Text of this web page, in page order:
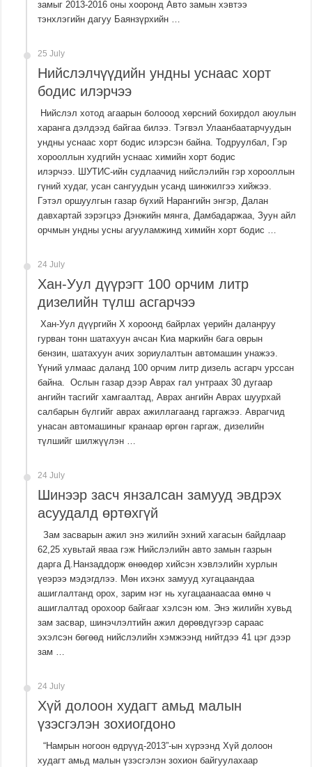
замыг 2013-2016 оны хооронд Авто замын хэвтээ
тэнхлэгийн дагуу Баянзүрхийн …
25 July
Нийслэлчүүдийн ундны уснаас хорт
бодис илэрчээ
Нийслэл хотод агаарын болооод хөрсний бохирдол аюулын
харанга дэлдээд байгаа билээ. Тэгвэл Улаанбаатарчуудын
ундны уснаас хорт бодис илэрсэн байна. Тодруулбал, Гэр
хорооллын худгийн уснаас химийн хорт бодис
илэрчээ. ШУТИС-ийн судлаачид нийслэлийн гэр хорооллын
гүний худаг, усан сангуудын усанд шинжилгээ хийжээ.
Гэтэл оршуулгын газар бүхий Нарангийн энгэр, Далан
давхартай зэрэгцээ Дэнжийн мянга, Дамбадаржаа, Зуун айл
орчмын ундны усны агууламжинд химийн хорт бодис …
24 July
Хан-Уул дүүрэгт 100 орчим литр
дизелийн түлш асгарчээ
Хан-Уул дүүргийн X хороонд байрлах үерийн даланруу
гурван тонн шатахуун ачсан Киа маркийн бага оврын
бензин, шатахуун ачих зориулалтын автомашин унажээ.
Үүний улмаас даланд 100 орчим литр дизель асгарч урссан
байна. Ослын газар дээр Аврах гал унтраах 30 дугаар
ангийн тасгийг хамгаалтад, Аврах ангийн Аврах шуурхай
салбарын бүлгийг аврах ажиллагаанд гаргажээ. Аврагчид
унасан автомашиныг кранаар өргөн гаргаж, дизелийн
түлшийг шилжүүлэн …
24 July
Шинээр засч янзалсан замууд эвдрэх
асуудалд өртөхгүй
Зам засварын ажил энэ жилийн эхний хагасын байдлаар
62,25 хувьтай яваа гэж Нийслэлийн авто замын газрын
дарга Д.Нанзаддорж өнөөдөр хийсэн хэвлэлийн хурлын
үеэрээ мэдэгдлээ. Мөн ихэнх замууд хугацаандаа
ашиглалтанд орох, зарим нэг нь хугацаанаасаа өмнө ч
ашиглалтад орохоор байгааг хэлсэн юм. Энэ жилийн хувьд
зам засвар, шинэчлэлтийн ажил дөрөвдүгээр сараас
эхэлсэн бөгөөд нийслэлийн хэмжээнд нийтдээ 41 цэг дээр
зам …
24 July
Хүй долоон худагт амьд малын
үзэсгэлэн зохиогдоно
“Намрын ногоон өдрүүд-2013”-ын хүрээнд Хүй долоон
худагт амьд малын үзэсгэлэн зохион байгуулахаар